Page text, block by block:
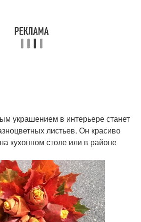
украшением в интерьере станет
листьев. Он красиво
кухонном столе или в районе